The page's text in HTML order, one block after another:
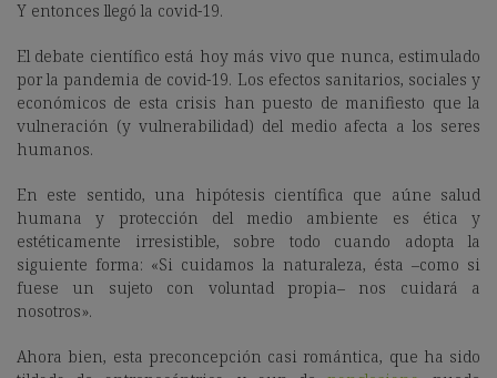
Y entonces llegó la covid-19.
El debate científico está hoy más vivo que nunca, estimulado
por la pandemia de covid-19. Los efectos sanitarios, sociales y
económicos de esta crisis han puesto de manifiesto que la
vulneración (y vulnerabilidad) del medio afecta a los seres
humanos.
En este sentido, una hipótesis científica que aúne salud
humana y protección del medio ambiente es ética y
estéticamente irresistible, sobre todo cuando adopta la
siguiente forma: «Si cuidamos la naturaleza, ésta –como si
fuese un sujeto con voluntad propia– nos cuidará a
nosotros».
Ahora bien, esta preconcepción casi romántica, que ha sido